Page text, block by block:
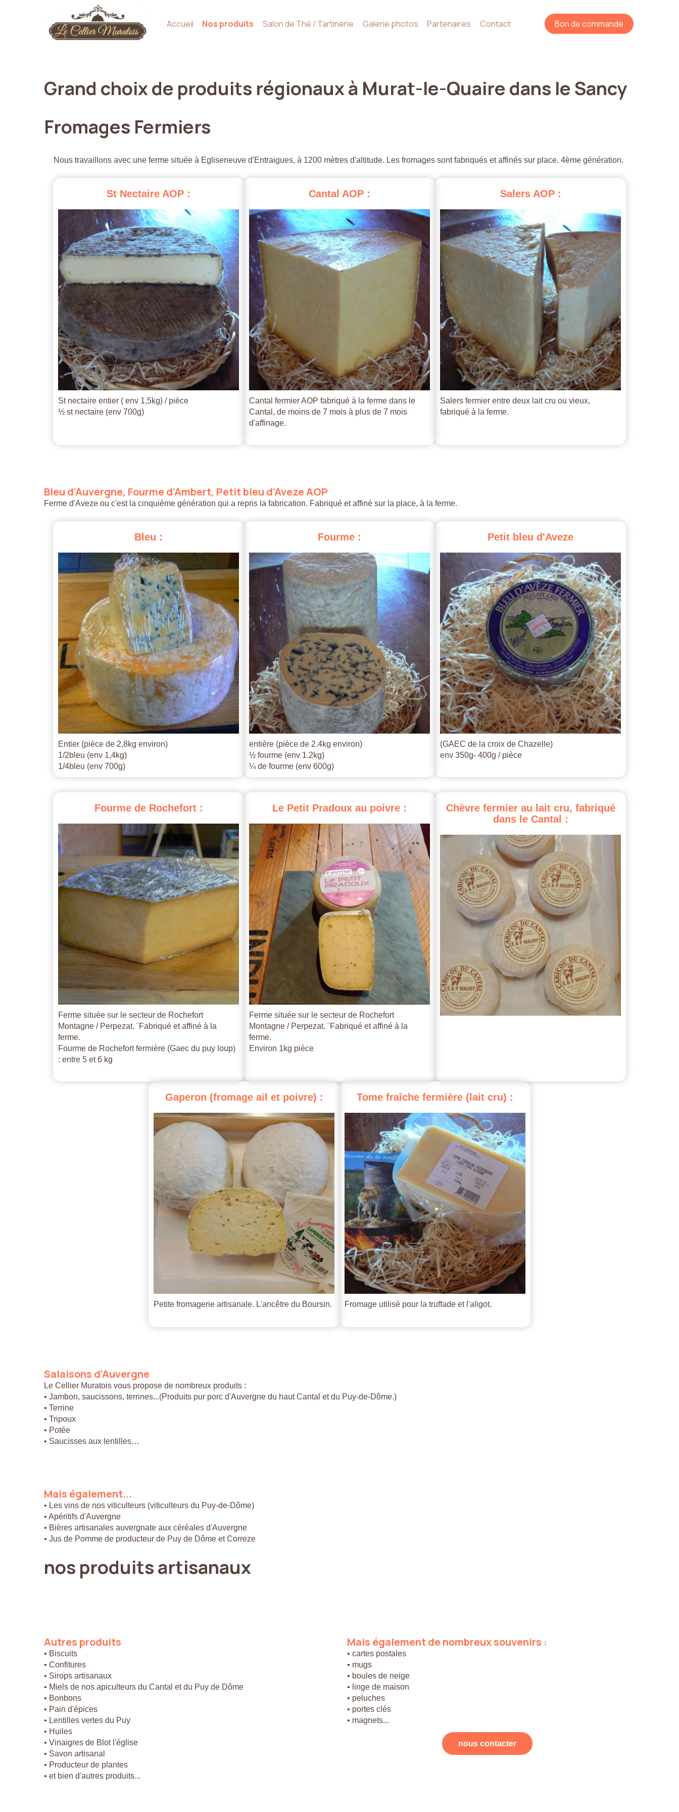
Accueil Nos produits Salon de Thé / Tartinerie Galerie photos Partenaires Contact Bon de commande
Grand choixde produits régionauxà Murat-le-Quairedans leSancy
Fromages Fermiers
Nous travaillons avec une ferme située à Egliseneuve d'Entraigues, à 1200 mètres d'altitude. Les fromages sont fabriqués et affinés sur place. 4ème génération.
St Nectaire AOP :
St nectaire entier ( env 1,5kg) / pièce
½ st nectaire (env 700g)
Cantal AOP :
Cantal fermier AOP fabriqué à la ferme dans le
Cantal, de moins de 7 mois à plus de 7 mois
d'affinage.
Salers AOP :
Salers fermier entre deux lait cru ou vieux,
fabriqué à la ferme.
Bleu d'Auvergne, Fourmed'Ambert, Petitbleu d'AvezeAOP
Ferme d'Aveze ou c'est la cinquième génération qui a repris la fabrication. Fabriqué et affiné sur la place, à la ferme.
Bleu :
Entier (pièce de 2,8kg environ)
1/2bleu (env 1,4kg)
1/4bleu (env 700g)
Fourme :
entière (pièce de 2.4kg environ)
½ fourme (env 1.2kg)
¼ de fourme (env 600g)
Petit bleu d'Aveze
(GAEC de la croix de Chazelle)
env 350g- 400g / pièce
Fourme de Rochefort :
Ferme située sur le secteur de Rochefort
Montagne / Perpezat. ¨Fabriqué et affiné à la
ferme.
Fourme de Rochefort fermière (Gaec du puy loup)
: entre 5 et 6 kg
Le Petit Pradoux au poivre :
Ferme située sur le secteur de Rochefort
Montagne / Perpezat. ¨Fabriqué et affiné à la
ferme.
Environ 1kg pièce
Chèvre fermier au lait cru, fabriqué
dans le Cantal :
Gaperon (fromage ail et poivre) :
Petite fromagerie artisanale. L'ancêtre du Boursin.
Tome fraîche fermière (lait cru) :
Fromage utilisé pour la truffade et l'aligot.
Salaisons d'Auvergne
Le Cellier Muratois vous propose de nombreux produits :
• Jambon, saucissons, terrines...(Produits pur porc d'Auvergne du haut Cantal et du Puy-de-Dôme.)
• Terrine
• Tripoux
• Potée
• Saucisses aux lentilles…
Mais également...
• Les vins de nos viticulteurs (viticulteurs du Puy-de-Dôme)
• Apéritifs d'Auvergne
• Bières artisanales auvergnate aux céréales d'Auvergne
• Jus de Pomme de producteur de Puy de Dôme et Correze
nos produitsartisanaux
Autres produits
• Biscuits
• Confitures
• Sirops artisanaux
• Miels de nos apiculteurs du Cantal et du Puy de Dôme
• Bonbons
• Pain d'épices
• Lentilles vertes du Puy
• Huiles
• Vinaigres de Blot l'église
• Savon artisanal
• Producteur de plantes
• et bien d'autres produits...
Mais égalementdenombreuxsouvenirs :
• cartes postales
• mugs
• boules de neige
• linge de maison
• peluches
• portes clés
• magnets...
nous contacter